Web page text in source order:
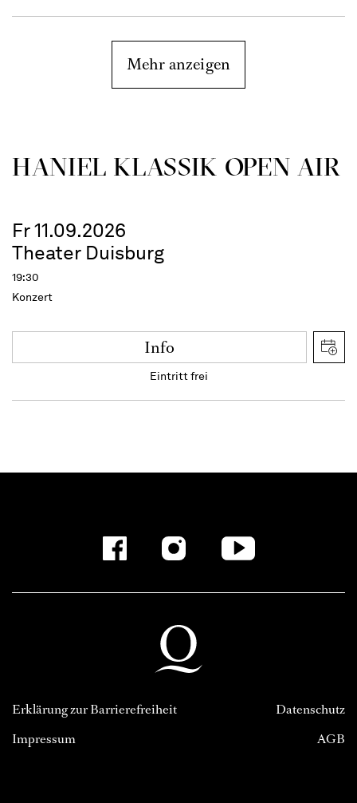
Mehr anzeigen
HANIEL KLASSIK OPEN AIR
Fr 11.09.2026
Theater Duisburg
19:30
Konzert
Info
Eintritt frei
Erklärung zur Barrierefreiheit
Impressum
Datenschutz
AGB